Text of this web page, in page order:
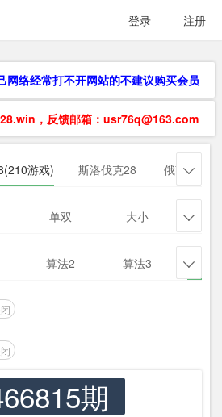
登录 注册
网络经常打不开网站的不建议购买会员
，反馈邮箱：usr76q@163.com
游戏) 斯洛伐克28 俄勒冈28

单双 大小 
算法2 算法3 
期